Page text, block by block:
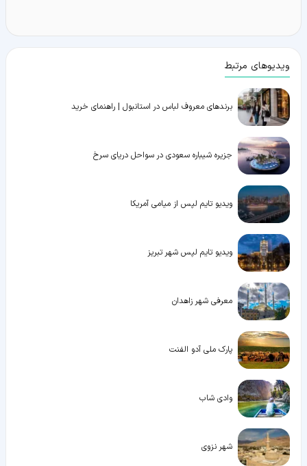
ویدیوهای مرتبط
برندهای معروف لباس در استانبول | راهنمای خرید
جزیره شیباره سعودی در سواحل دریای سرخ
ویدیو تایم لپس از میامی آمریکا
ویدیو تایم لپس شهر تبریز
معرفی شهر زاهدان
پارک ملی آدو الفنت
وادی شاب
شهر نزوی